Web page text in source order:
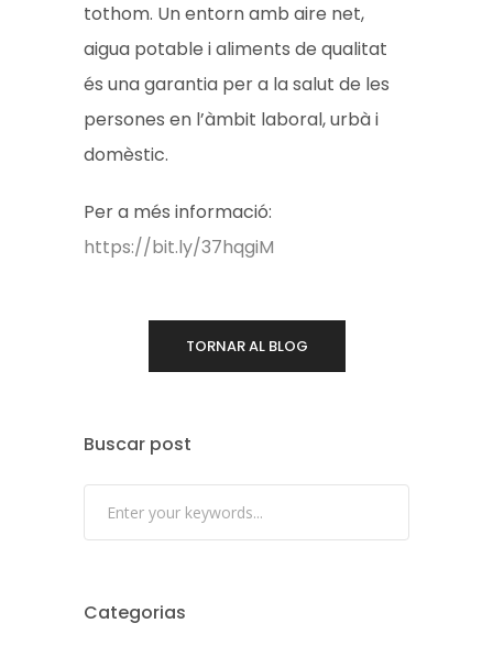
tothom. Un entorn amb aire net,
aigua potable i aliments de qualitat
és una garantia per a la salut de les
persones en l’àmbit laboral, urbà i
domèstic.
Per a més informació:
https://bit.ly/37hqgiM
TORNAR AL BLOG
Buscar post
Categorias